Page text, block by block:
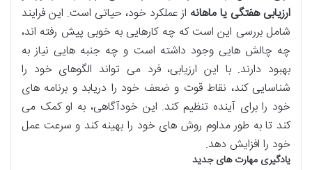
ارزیابی هفتگی یا ماهانه از عملکرد خود، حیاتی است. این فرایند
شامل بررسی این است که چه کارهایی به خوبی پیش رفته اند،
چه چالش هایی وجود داشته است و چه جنبه هایی نیاز به
بهبود دارند. با این ارزیابی، فرد می تواند الگوهای خود را
شناسایی کند، نقاط قوت و ضعف خود را دریابد و برنامه های
خود را برای آینده تنظیم کند. این خودآگاهی، به او کمک می
کند تا به طور مداوم روش های خود را بهینه کند و سرعت عمل
خود را افزایش دهد.
یادگیری مهارت های جدید